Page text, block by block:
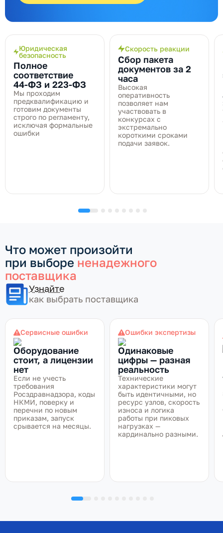
Юридическая
безопасность
Полное
соответствие
44‑ФЗ и 223‑ФЗ
Мы проходим
предквалификацию и
готовим документы
строго по регламенту,
исключая формальные
ошибки
Скорость реакции
Сбор пакета
документов за 2
часа
Высокая
оперативность
позволяет нам
участвовать в
конкурсах с
экстремально
короткими сроками
подачи заявок.
Что может произойти
при выборе ненадежного
поставщика
Узнайте
как выбрать поставщика
Сервисные ошибки
Оборудование
стоит, а лицензии
нет
Если не учесть
требования
Росздравнадзора, коды
НКМИ, поверку и
перечни по новым
приказам, запуск
срывается на месяцы.
Ошибки экспертизы
Одинаковые
цифры — разная
реальность
Технические
характеристики могут
быть идентичными, но
ресурс узлов, скорость
износа и логика
работы при пиковых
нагрузках —
кардинально разными.